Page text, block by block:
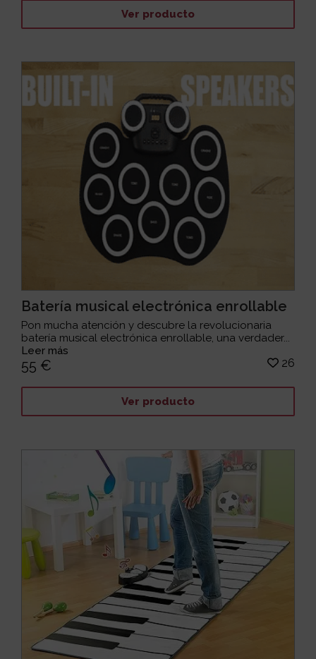
Ver producto
Batería musical electrónica enrollable
Pon mucha atención y descubre la revolucionaria
batería musical electrónica enrollable, una verdader...
Leer más
55 € 26
Ver producto